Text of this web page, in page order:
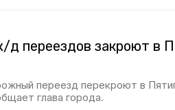
переездов закроют в
переезд перекроют в
глава города.